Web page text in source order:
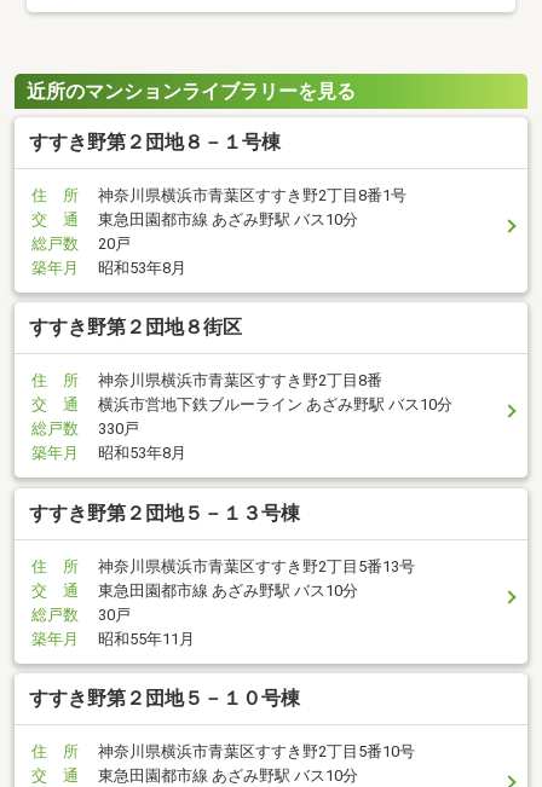
近所のマンションライブラリーを見る
すすき野第２団地８－１号棟
住 所
神奈川県横浜市青葉区すすき野2丁目8番1号
交 通
東急田園都市線 あざみ野駅 バス10分
総戸数
20戸
築年月
昭和53年8月
すすき野第２団地８街区
住 所
神奈川県横浜市青葉区すすき野2丁目8番
交 通
横浜市営地下鉄ブルーライン あざみ野駅 バス10分
総戸数
330戸
築年月
昭和53年8月
すすき野第２団地５－１３号棟
住 所
神奈川県横浜市青葉区すすき野2丁目5番13号
交 通
東急田園都市線 あざみ野駅 バス10分
総戸数
30戸
築年月
昭和55年11月
すすき野第２団地５－１０号棟
住 所
神奈川県横浜市青葉区すすき野2丁目5番10号
交 通
東急田園都市線 あざみ野駅 バス10分